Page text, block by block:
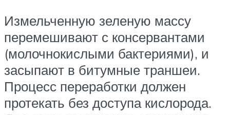
Измельченную зеленую массу
перемешивают с консервантами
(молочнокислыми бактериями), и
засыпают в битумные траншеи.
Процесс переработки должен
протекать без доступа кислорода.